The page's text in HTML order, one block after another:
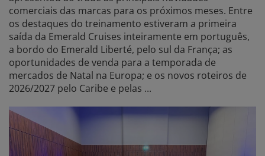
comerciais das marcas para os próximos meses. Entre
os destaques do treinamento estiveram a primeira
saída da Emerald Cruises inteiramente em português,
a bordo do Emerald Liberté, pelo sul da França; as
oportunidades de venda para a temporada de
mercados de Natal na Europa; e os novos roteiros de
2026/2027 pelo Caribe e pelas ...